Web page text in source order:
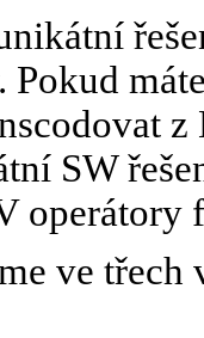
Pokud
SW
operátory
ve třech